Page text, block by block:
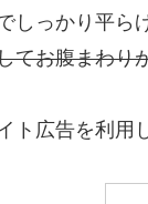
しっかり平ら
てお腹まわり
ト広告を利用